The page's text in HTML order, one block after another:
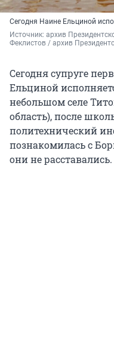
Сегодня Наине Ельциной
Источник: архив
Феклистов / архив
Сегодня супруге
Ельциной
небольшом селе
область), после
политехнический
познакомилась с
они не расставались.